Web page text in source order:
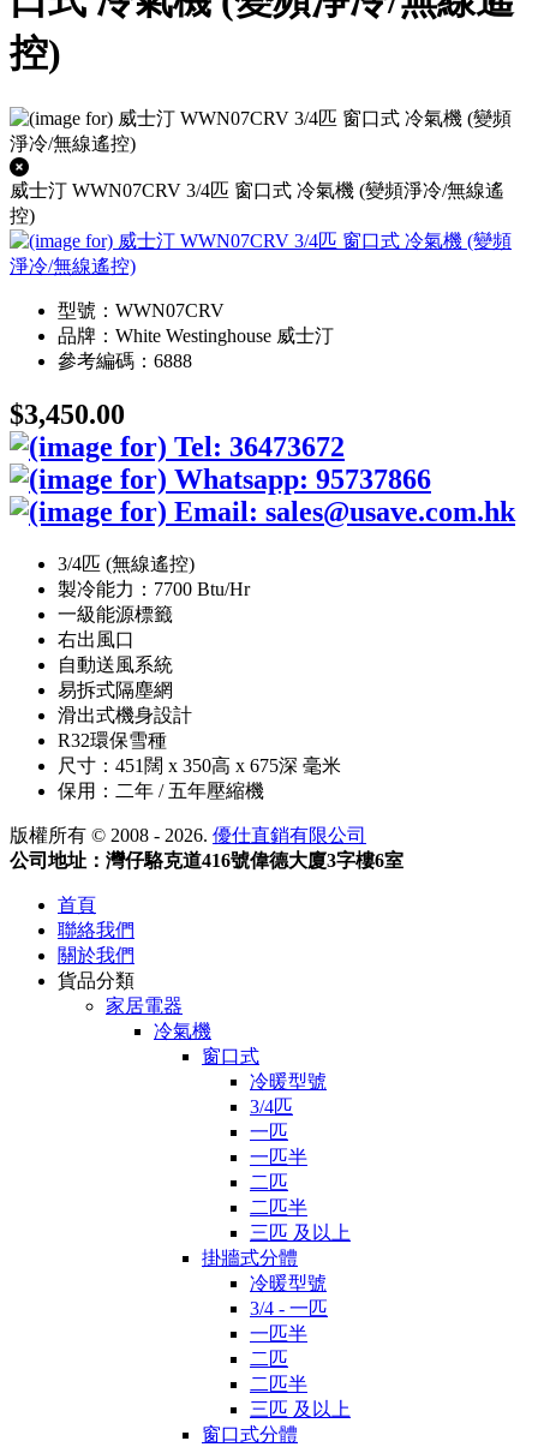
控)
威士汀 WWN07CRV 3/4匹 窗口式 冷氣機 (變頻淨冷/無線遙
控)
型號：WWN07CRV
品牌：White Westinghouse 威士汀
參考編碼：6888
$3,450.00
3/4匹 (無線遙控)
製冷能力：7700 Btu/Hr
一級能源標籤
右出風口
自動送風系統
易拆式隔塵網
滑出式機身設計
R32環保雪種
尺寸：451闊 x 350高 x 675深 毫米
保用：二年 / 五年壓縮機
版權所有 © 2008 - 2026. 優仕直銷有限公司
公司地址：灣仔駱克道416號偉德大廈3字樓6室
首頁
聯絡我們
關於我們
貨品分類
家居電器
冷氣機
窗口式
冷暖型號
3/4匹
一匹
一匹半
二匹
二匹半
三匹 及以上
掛牆式分體
冷暖型號
3/4 - 一匹
一匹半
二匹
二匹半
三匹 及以上
窗口式分體